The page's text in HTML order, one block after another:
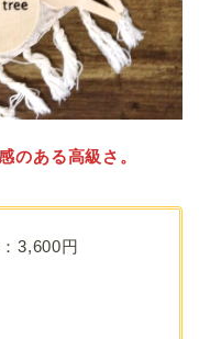
のある高級さ。
3,600円